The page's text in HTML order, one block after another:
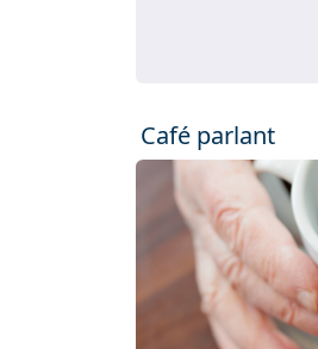
Café parlant